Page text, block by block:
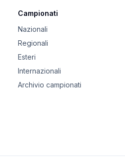
Campionati
Nazionali
Regionali
Esteri
Internazionali
Archivio campionati